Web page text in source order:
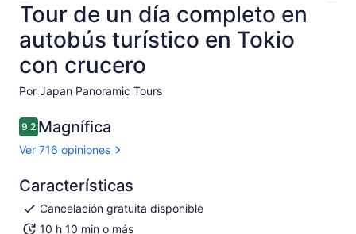
Tour de un día completo en
autobús turístico en Tokio
con crucero
Por Japan Panoramic Tours
9.29.2 de 10
Magnífica
Ver 716 opiniones
Características
Cancelación gratuita disponible
10 h 10 min o más